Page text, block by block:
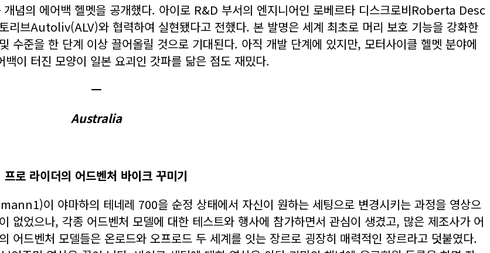
념의 에어백 헬멧을 공개했다. 아이로 R&D 부서의 엔지니어인 로베르타 디스크로비Roberta Desc
리브Autoliv(ALV)와 협력하여 실현됐다고 전했다. 본 발명은 세계 최초로 머리 보호 기능을 강화한
수준을 한 단계 이상 끌어올릴 것으로 기대된다. 아직 개발 단계에 있지만, 모터사이클 헬멧 분야에
이 터진 모양이 일본 요괴인 갓파를 닮은 점도 재밌다.
ㅡ
Australia
프로 라이더의 어드벤처 바이크 꾸미기
이 야마하의 테네레 700을 순정 상태에서 자신이 원하는 세팅으로 변경시키는 과정을 영상으
없었으나, 각종 어드벤처 모델에 대한 테스트와 행사에 참가하면서 관심이 생겼고, 많은 제조사가 어
어드벤처 모델들은 온로드와 오프로드 두 세계를 잇는 장르로 굉장히 매력적인 장르라고 덧붙였다.